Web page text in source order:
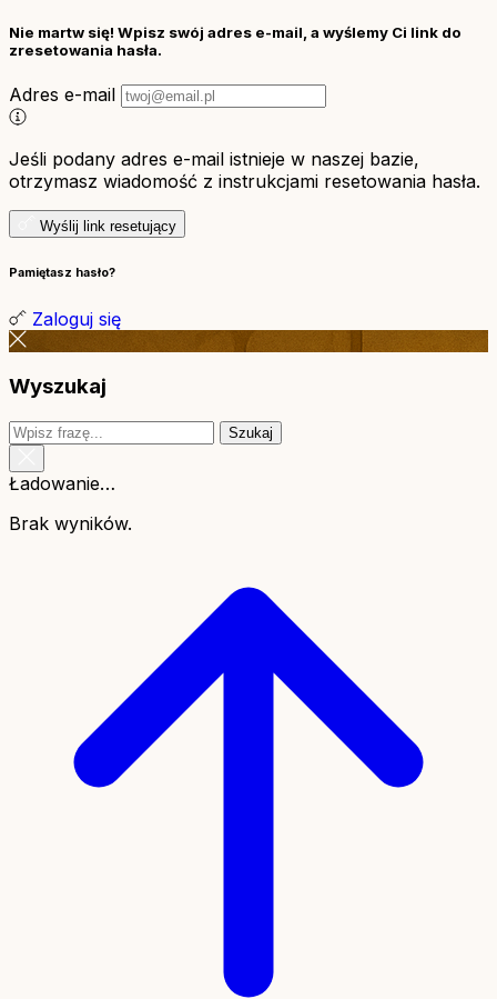
Nie martw się! Wpisz swój adres e-mail, a wyślemy Ci link do
zresetowania hasła.
Adres e-mail
Jeśli podany adres e-mail istnieje w naszej bazie,
otrzymasz wiadomość z instrukcjami resetowania hasła.
Wyślij link resetujący
Pamiętasz hasło?
Zaloguj się
Wyszukaj
Szukaj
Ładowanie…
Brak wyników.